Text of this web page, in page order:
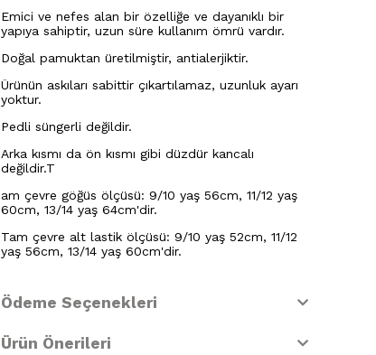
Emici ve nefes alan bir özelliğe ve dayanıklı bir
yapıya sahiptir, uzun süre kullanım ömrü vardır.
Doğal pamuktan üretilmiştir, antialerjiktir.
Ürünün askıları sabittir çıkartılamaz, uzunluk ayarı
yoktur.
Pedli süngerli değildir.
Arka kısmı da ön kısmı gibi düzdür kancalı
değildir.T
am çevre göğüs ölçüsü: 9/10 yaş 56cm, 11/12 yaş
60cm, 13/14 yaş 64cm'dir.
Tam çevre alt lastik ölçüsü: 9/10 yaş 52cm, 11/12
yaş 56cm, 13/14 yaş 60cm'dir.
Ödeme Seçenekleri
Ürün Önerileri